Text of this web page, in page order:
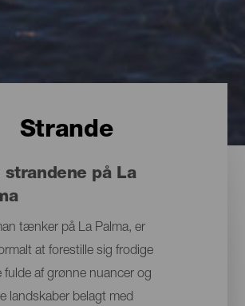
Strande
strandene på La
tænker på La Palma, er
at forestille sig frodige
fulde af grønne nuancer og
landskaber belagt med